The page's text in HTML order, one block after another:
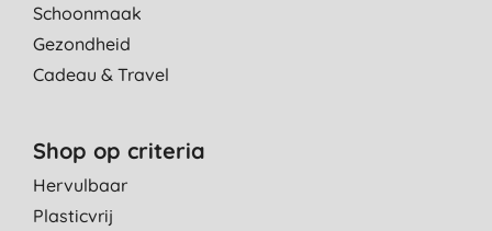
Schoonmaak
Gezondheid
Cadeau & Travel
Shop op criteria
Hervulbaar
Plasticvrij